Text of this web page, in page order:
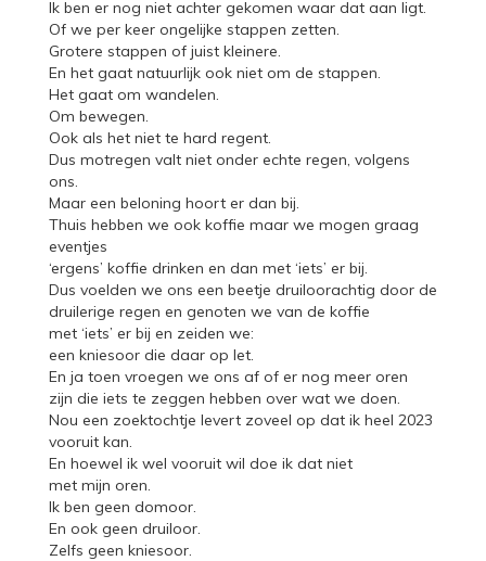
Ik ben er nog niet achter gekomen waar dat aan ligt.
Of we per keer ongelijke stappen zetten.
Grotere stappen of juist kleinere.
En het gaat natuurlijk ook niet om de stappen.
Het gaat om wandelen.
Om bewegen.
Ook als het niet te hard regent.
Dus motregen valt niet onder echte regen, volgens
ons.
Maar een beloning hoort er dan bij.
Thuis hebben we ook koffie maar we mogen graag
eventjes
‘ergens’ koffie drinken en dan met ‘iets’ er bij.
Dus voelden we ons een beetje druiloorachtig door de
druilerige regen en genoten we van de koffie
met ‘iets’ er bij en zeiden we:
een kniesoor die daar op let.
En ja toen vroegen we ons af of er nog meer oren
zijn die iets te zeggen hebben over wat we doen.
Nou een zoektochtje levert zoveel op dat ik heel 2023
vooruit kan.
En hoewel ik wel vooruit wil doe ik dat niet
met mijn oren.
Ik ben geen domoor.
En ook geen druiloor.
Zelfs geen kniesoor.